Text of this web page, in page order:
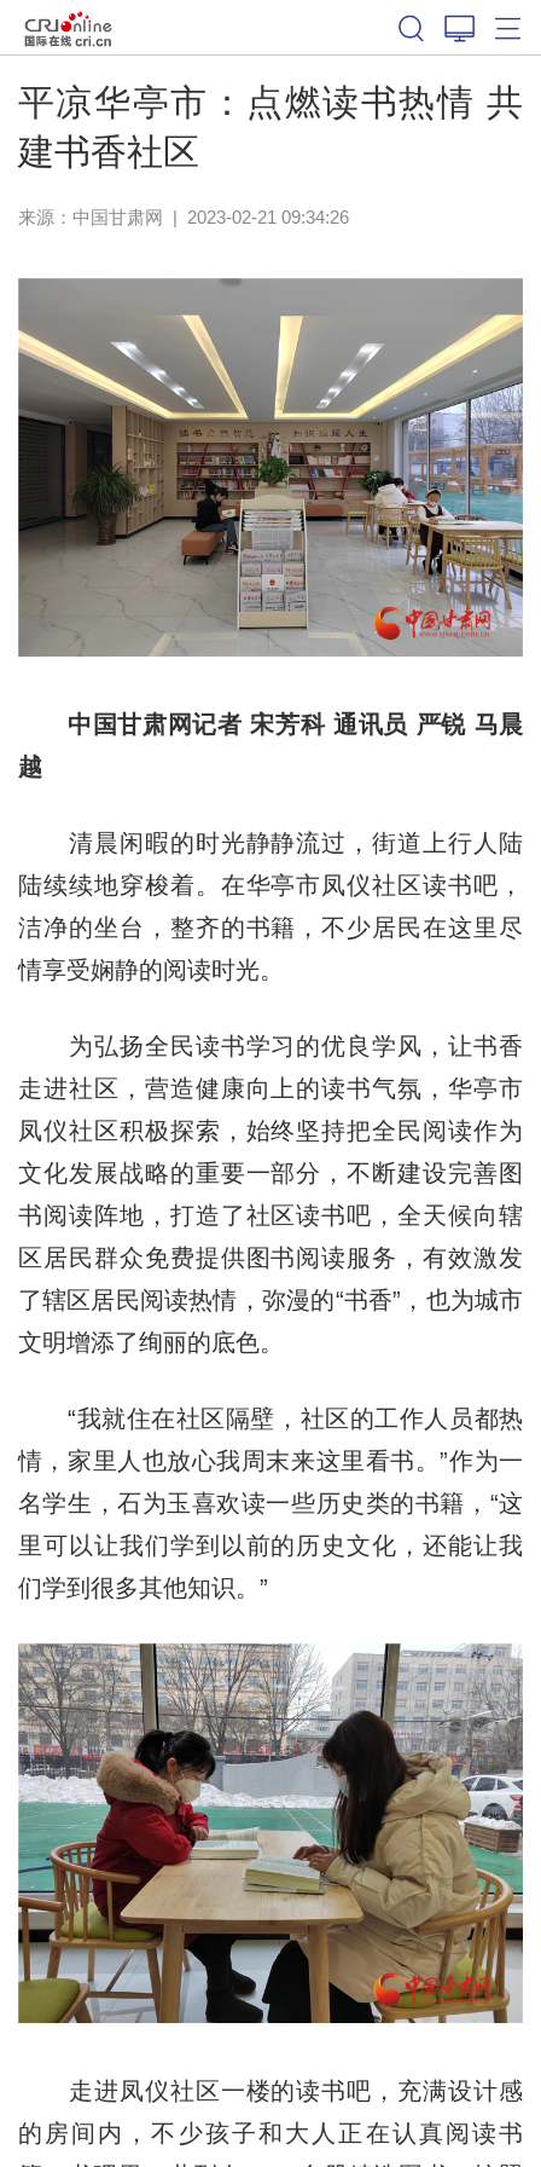
平凉华亭市：点燃读书热情 共
建书香社区
来源： 中国甘肃网 | 2023-02-21 09:34:26
中国甘肃网记者 宋芳科 通讯员 严锐 马晨
越
清晨闲暇的时光静静流过，街道上行人陆
陆续续地穿梭着。在华亭市凤仪社区读书吧，
洁净的坐台，整齐的书籍，不少居民在这里尽
情享受娴静的阅读时光。
为弘扬全民读书学习的优良学风，让书香
走进社区，营造健康向上的读书气氛，华亭市
凤仪社区积极探索，始终坚持把全民阅读作为
文化发展战略的重要一部分，不断建设完善图
书阅读阵地，打造了社区读书吧，全天候向辖
区居民群众免费提供图书阅读服务，有效激发
了辖区居民阅读热情，弥漫的“书香”，也为城市
文明增添了绚丽的底色。
“我就住在社区隔壁，社区的工作人员都热
情，家里人也放心我周末来这里看书。”作为一
名学生，石为玉喜欢读一些历史类的书籍，“这
里可以让我们学到以前的历史文化，还能让我
们学到很多其他知识。”
走进凤仪社区一楼的读书吧，充满设计感
的房间内，不少孩子和大人正在认真阅读书